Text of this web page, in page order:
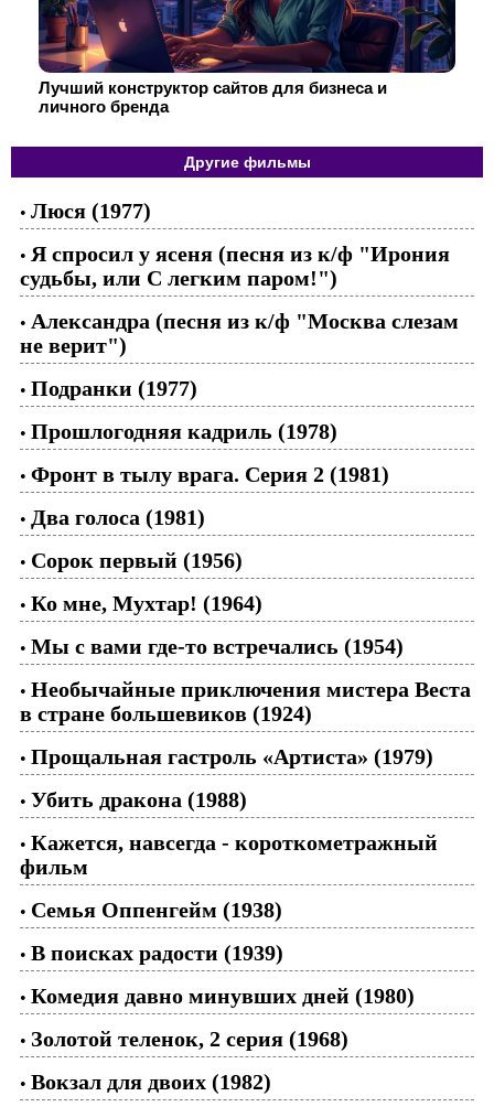
Лучший конструктор сайтов для бизнеса и
личного бренда
Другие фильмы
• Люся (1977)
• Я спросил у ясеня (песня из к/ф "Ирония
судьбы, или С легким паром!")
• Александра (песня из к/ф "Москва слезам
не верит")
• Подранки (1977)
• Прошлогодняя кадриль (1978)
• Фронт в тылу врага. Серия 2 (1981)
• Два голоса (1981)
• Сорок первый (1956)
• Ко мне, Мухтар! (1964)
• Мы с вами где-то встречались (1954)
• Необычайные приключения мистера Веста
в стране большевиков (1924)
• Прощальная гастроль «Артиста» (1979)
• Убить дракона (1988)
• Кажется, навсегда - короткометражный
фильм
• Семья Оппенгейм (1938)
• В поисках радости (1939)
• Комедия давно минувших дней (1980)
• Золотой теленок, 2 серия (1968)
• Вокзал для двоих (1982)